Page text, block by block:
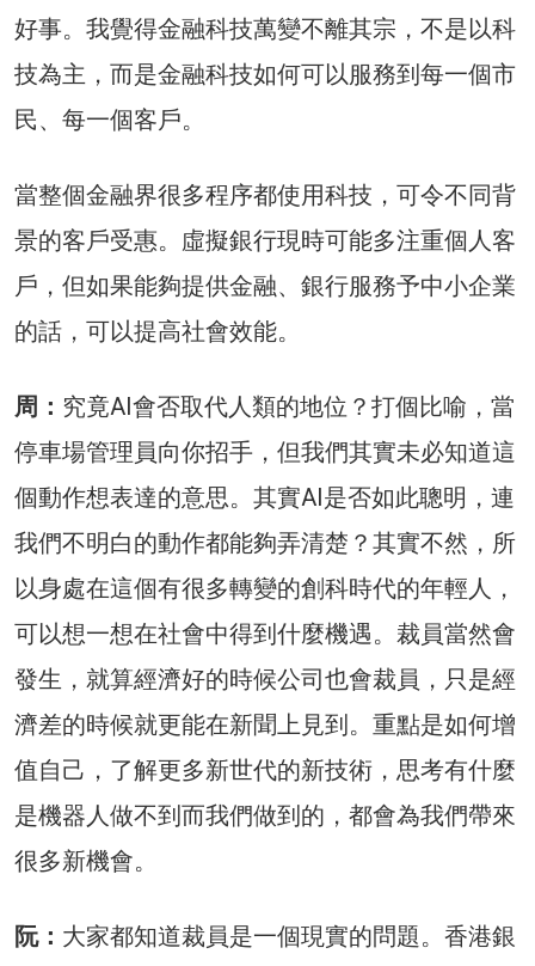
好事。我覺得金融科技萬變不離其宗，不是以科
技為主，而是金融科技如何可以服務到每一個市
民、每一個客戶。
當整個金融界很多程序都使用科技，可令不同背
景的客戶受惠。虛擬銀行現時可能多注重個人客
戶，但如果能夠提供金融、銀行服務予中小企業
的話，可以提高社會效能。
周： 究竟AI會否取代人類的地位？打個比喻，當
停車場管理員向你招手，但我們其實未必知道這
個動作想表達的意思。其實AI是否如此聰明，連
我們不明白的動作都能夠弄清楚？其實不然，所
以身處在這個有很多轉變的創科時代的年輕人，
可以想一想在社會中得到什麼機遇。裁員當然會
發生，就算經濟好的時候公司也會裁員，只是經
濟差的時候就更能在新聞上見到。重點是如何增
值自己，了解更多新世代的新技術，思考有什麼
是機器人做不到而我們做到的，都會為我們帶來
很多新機會。
阮： 大家都知道裁員是一個現實的問題。香港銀